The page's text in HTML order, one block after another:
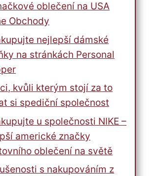
oblečení na USA
Obchody
nejlepší dámské
na stránkách Personal
kvůli kterým stojí za to
si spediční společnost
u společnosti NIKE –
americké značky
oblečení na světě
s nakupováním z